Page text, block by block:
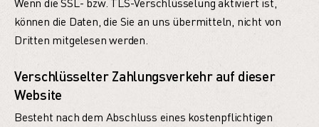
können die Daten, die Sie an uns übermitteln, nicht von
Dritten mitgelesen werden.
Verschlüsselter Zahlungsverkehr auf dieser
Website
Besteht nach dem Abschluss eines kostenpflichtigen